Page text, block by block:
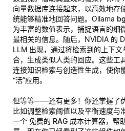
向量数据库连接起来，以高效地存
统能够精准地回答问题。Ollama
为丰富的数值表示，捕捉语言的细
最相关的信息。随后，NVIDIA 的
LLM 出现，通过将检索到的上下
合，生成类似人类的回应。这些工
连接知识检索与创造性生成，使你
“活”应用。
但等等——还有更多！你还掌握了
比如调整检索阈值以及平衡速度与
一个 免费的 RAG 成本计算器，帮